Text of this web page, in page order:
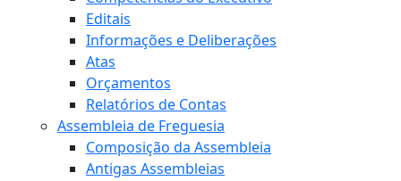
Editais
Informações e Deliberações
Atas
Orçamentos
Relatórios de Contas
Assembleia de Freguesia
Composição da Assembleia
Antigas Assembleias